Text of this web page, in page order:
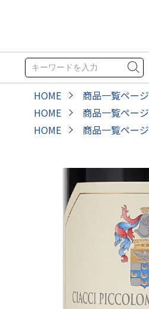
HOME 商品一覧ページ
HOME
商品一覧ページ
HOME
商品一覧ページ